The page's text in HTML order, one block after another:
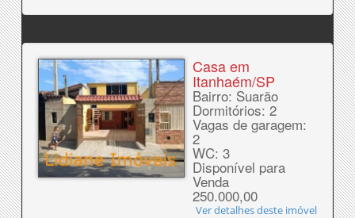
Casa em
Itanhaém/SP
Bairro: Suarão
Dormitórios: 2
Vagas de garagem:
2
WC: 3
Disponível para
Venda
250.000,00
Ver detalhes deste imóvel